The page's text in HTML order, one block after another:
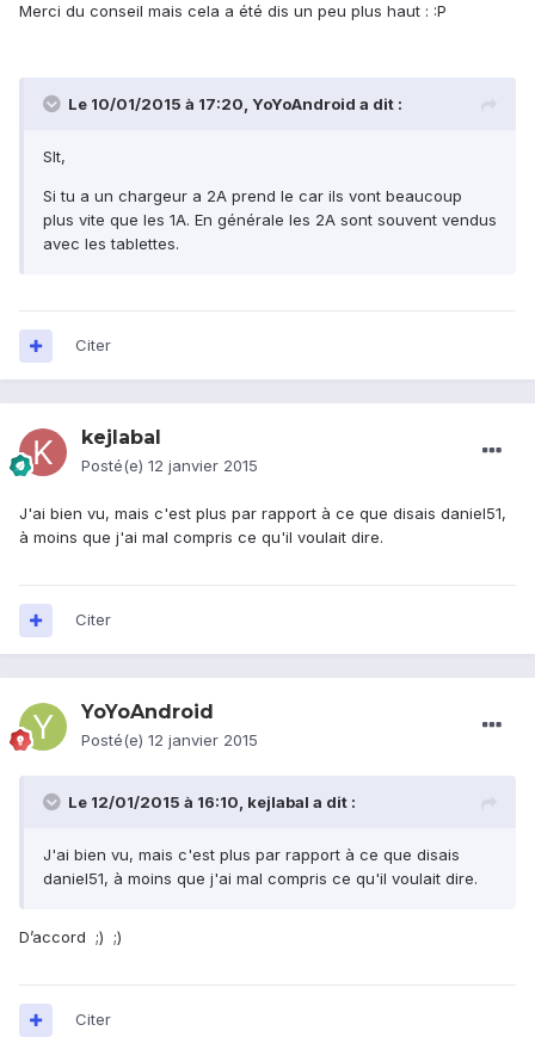
Merci du conseil mais cela a été dis un peu plus haut : :P
Le 10/01/2015 à 17:20, YoYoAndroid a dit :
Slt,
Si tu a un chargeur a 2A prend le car ils vont beaucoup
plus vite que les 1A. En générale les 2A sont souvent vendus
avec les tablettes.
Citer
kejlabal
Posté(e) 12 janvier 2015
J'ai bien vu, mais c'est plus par rapport à ce que disais daniel51,
à moins que j'ai mal compris ce qu'il voulait dire.
Citer
YoYoAndroid
Posté(e) 12 janvier 2015
Le 12/01/2015 à 16:10, kejlabal a dit :
J'ai bien vu, mais c'est plus par rapport à ce que disais
daniel51, à moins que j'ai mal compris ce qu'il voulait dire.
D’accord ;) ;)
Citer